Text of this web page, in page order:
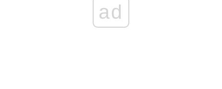
ad